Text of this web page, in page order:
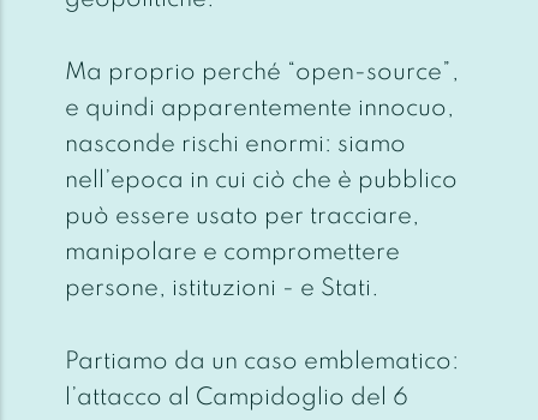
Ma proprio perché “open-source”,
e quindi apparentemente innocuo,
nasconde rischi enormi: siamo
nell’epoca in cui ciò che è pubblico
può essere usato per tracciare,
manipolare e compromettere
persone, istituzioni - e Stati.
Partiamo da un caso emblematico:
l’attacco al Campidoglio del 6